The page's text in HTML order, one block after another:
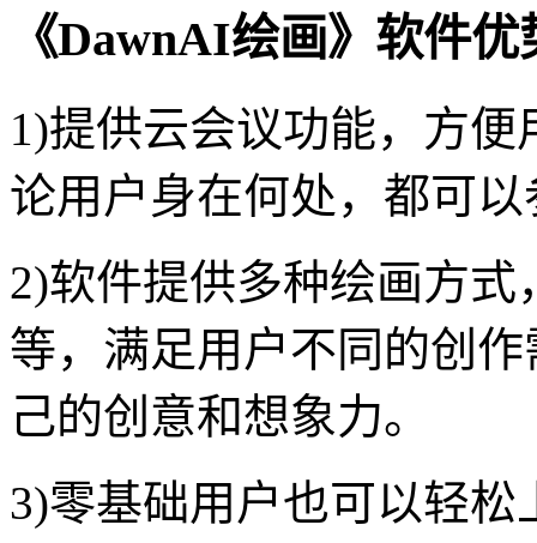
《DawnAI绘画》软件优
1)提供云会议功能，方
论用户身在何处，都可
2)软件提供多种绘画方
等，满足用户不同的创
己的创意和想象力。
3)零基础用户也可以轻